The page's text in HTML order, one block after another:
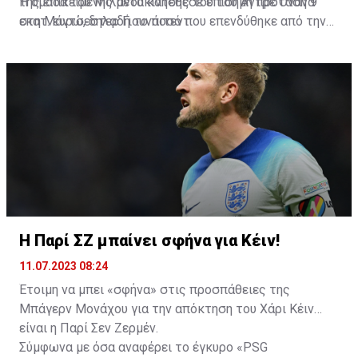
στη Μάντσεστερ Γιουνάιτεντ.
εκατ. ευρώ, δηλαδή το ποσό που επενδύθηκε από την
Η Παρί ΣΖ μπαίνει σφήνα για Κέιν!
11.07.2023 08:24
Έτοιμη να μπει «σφήνα» στις προσπάθειες της
Μπάγερν Μονάχου για την απόκτηση του Χάρι Κέιν
είναι η Παρί Σεν Ζερμέν.
Σύμφωνα με όσα αναφέρει το έγκυρο «PSG